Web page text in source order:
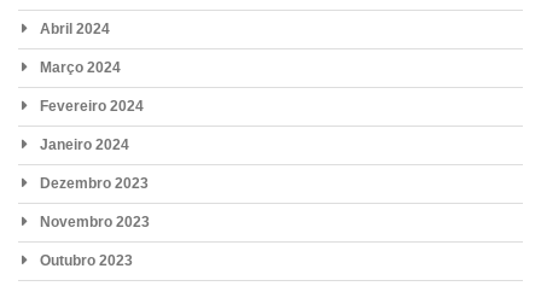
Abril 2024
Março 2024
Fevereiro 2024
Janeiro 2024
Dezembro 2023
Novembro 2023
Outubro 2023